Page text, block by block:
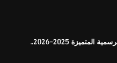
مصروفات المدارس التجريبية والرسمية المتميزة 2025-2026..